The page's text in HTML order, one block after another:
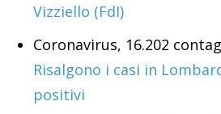
Vizziello (FdI)
Coronavirus, 16.202
Risalgono i casi in
positivi